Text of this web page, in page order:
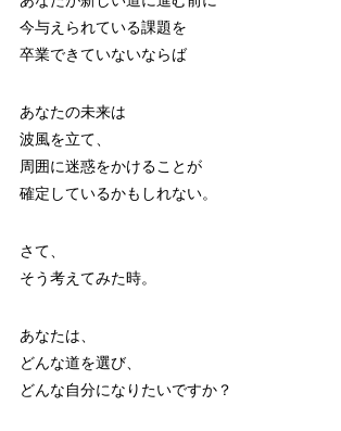
今与えられている課題を
卒業できていないならば
あなたの未来は
波風を立て、
周囲に迷惑をかけることが
確定しているかもしれない。
さて、
そう考えてみた時。
あなたは、
どんな道を選び、
どんな自分になりたいですか？